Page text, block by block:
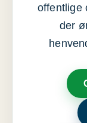
offentlige
der